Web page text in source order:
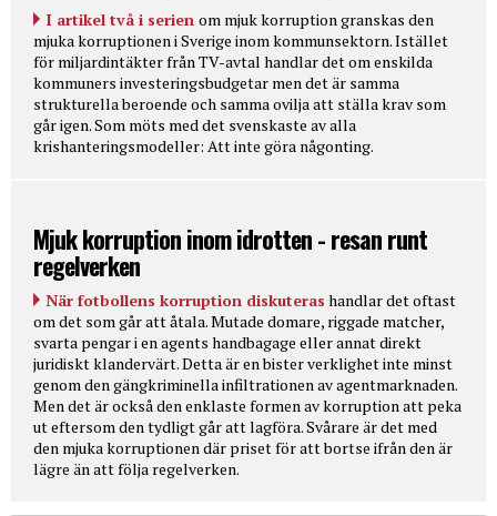
I artikel två i serien om mjuk korruption granskas den
mjuka korruptionen i Sverige inom kommunsektorn. Istället
för miljardintäkter från TV-avtal handlar det om enskilda
kommuners investeringsbudgetar men det är samma
strukturella beroende och samma ovilja att ställa krav som
går igen. Som möts med det svenskaste av alla
krishanteringsmodeller: Att inte göra någonting.
Mjuk korruption inom idrotten - resan runt
regelverken
När fotbollens korruption diskuteras handlar det oftast
om det som går att åtala. Mutade domare, riggade matcher,
svarta pengar i en agents handbagage eller annat direkt
juridiskt klandervärt. Detta är en bister verklighet inte minst
genom den gängkriminella infiltrationen av agentmarknaden.
Men det är också den enklaste formen av korruption att peka
ut eftersom den tydligt går att lagföra. Svårare är det med
den mjuka korruptionen där priset för att bortse ifrån den är
lägre än att följa regelverken.